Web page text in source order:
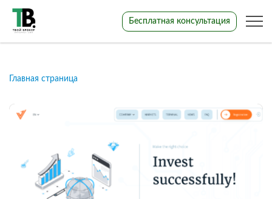
Бесплатная консультация
Главная страница